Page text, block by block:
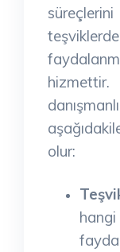
olur: